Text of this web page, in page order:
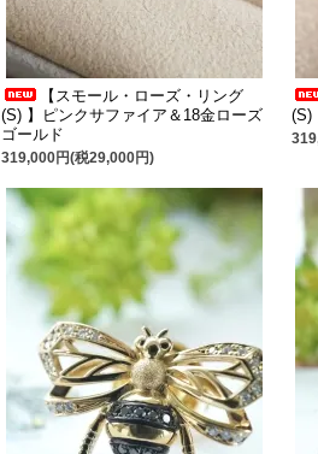
【スモール・ローズ・リング
(S) 】ピンクサファイア＆18金ローズ
ゴールド
319,000円(税29,000円)
(S)